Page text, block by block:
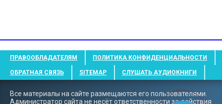
ПРАВООБЛАДАТЕЛЯМ ПОЛИТИКА КОНФИДЕНЦИАЛЬНОСТИ
ОБРАТНАЯ СВЯЗЬ SITEMAP СЛУШАТЬ АУДИОКНИГИ
Все материалы на сайте размещаются его пользователями.
Администратор сайта не несёт ответственности за действия